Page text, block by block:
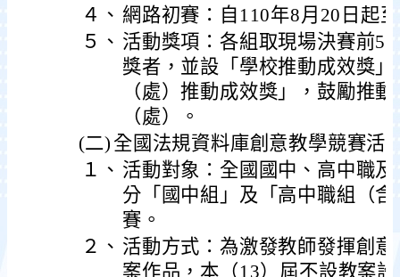
４、 網路初賽：自110年8月20日起
５、 活動獎項：各組取現場決賽前5
獎者，並設「學校推動成效獎
（處）推動成效獎」，鼓勵推
（處）。
(二) 全國法規資料庫創意教學競賽活
１、 活動對象：全國國中、高中職
分「國中組」及「高中職組（
賽。
２、 活動方式：為激發教師發揮創
案作品，本（13）屆不設教案